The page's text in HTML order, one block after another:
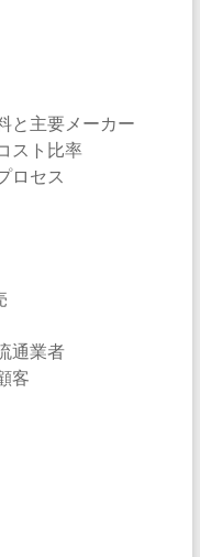
と主要メーカー
スト比率
ロセス
通業者
客